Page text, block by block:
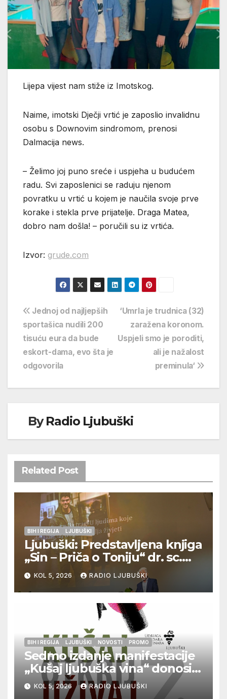
Lijepa vijest nam stiže iz Imotskog.
Naime, imotski Dječji vrtić je zaposlio invalidnu
osobu s Downovim sindromom, prenosi
Dalmacija news.
– Želimo joj puno sreće i uspjeha u budućem
radu. Svi zaposlenici se raduju njenom
povratku u vrtić u kojem je naučila svoje prve
korake i stekla prve prijatelje. Draga Matea,
dobro nam došla! – poručili su iz vrtića.
Izvor: grude.com
Navigacija
objava
‘Umrla je trudnica (32)
zaražena koronom.
Uspjeli smo je poroditi,
ali je nažalost
preminula‘
Jednoj od najljepših
sportašica nudili 200
tisuću eura da bude
eskort-dama, evo šta je
odgovorila
ByRadio Ljubuški
Related Post
BIH I REGIJA LJUBUŠKI
Ljubuški: Predstavljena knjiga
„Sin – Priča o Toniju“ dr. sc.
Zdenka Hercega
KOL 5, 2026 RADIO LJUBUŠKI
BIH I REGIJA LJUBUŠKI NOVOSTI PROMO
Sedmo izdanje manifestacije
„Kušaj ljubuška vina“ donosi
vrhunska vina, gastronomiju i
glazbu
KOL 5, 2026 RADIO LJUBUŠKI